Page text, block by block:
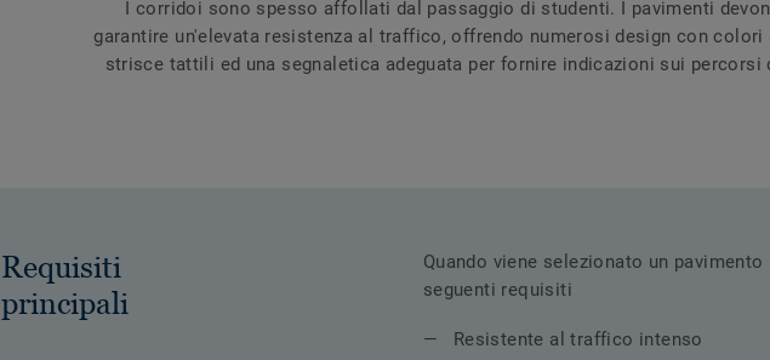
I corridoi sono spesso affollati dal passaggio di studenti. I pavimenti
garantire un'elevata resistenza al traffico, offrendo numerosi design con colori
strisce tattili ed una segnaletica adeguata per fornire indicazioni sui percorsi
Requisiti
principali
Quando viene selezionato un
seguenti requisiti
Resistente al traffico intenso